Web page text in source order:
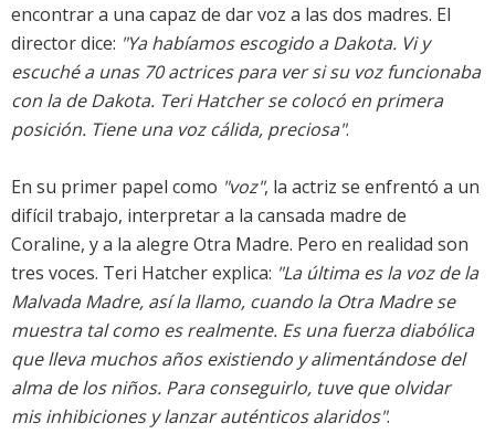
encontrar a una capaz de dar voz a las dos madres. El
director dice: "Ya habíamos escogido a Dakota. Vi y
escuché a unas 70 actrices para ver si su voz funcionaba
con la de Dakota. Teri Hatcher se colocó en primera
posición. Tiene una voz cálida, preciosa".
En su primer papel como "voz", la actriz se enfrentó a un
difícil trabajo, interpretar a la cansada madre de
Coraline, y a la alegre Otra Madre. Pero en realidad son
tres voces. Teri Hatcher explica: "La última es la voz de la
Malvada Madre, así la llamo, cuando la Otra Madre se
muestra tal como es realmente. Es una fuerza diabólica
que lleva muchos años existiendo y alimentándose del
alma de los niños. Para conseguirlo, tuve que olvidar
mis inhibiciones y lanzar auténticos alaridos".